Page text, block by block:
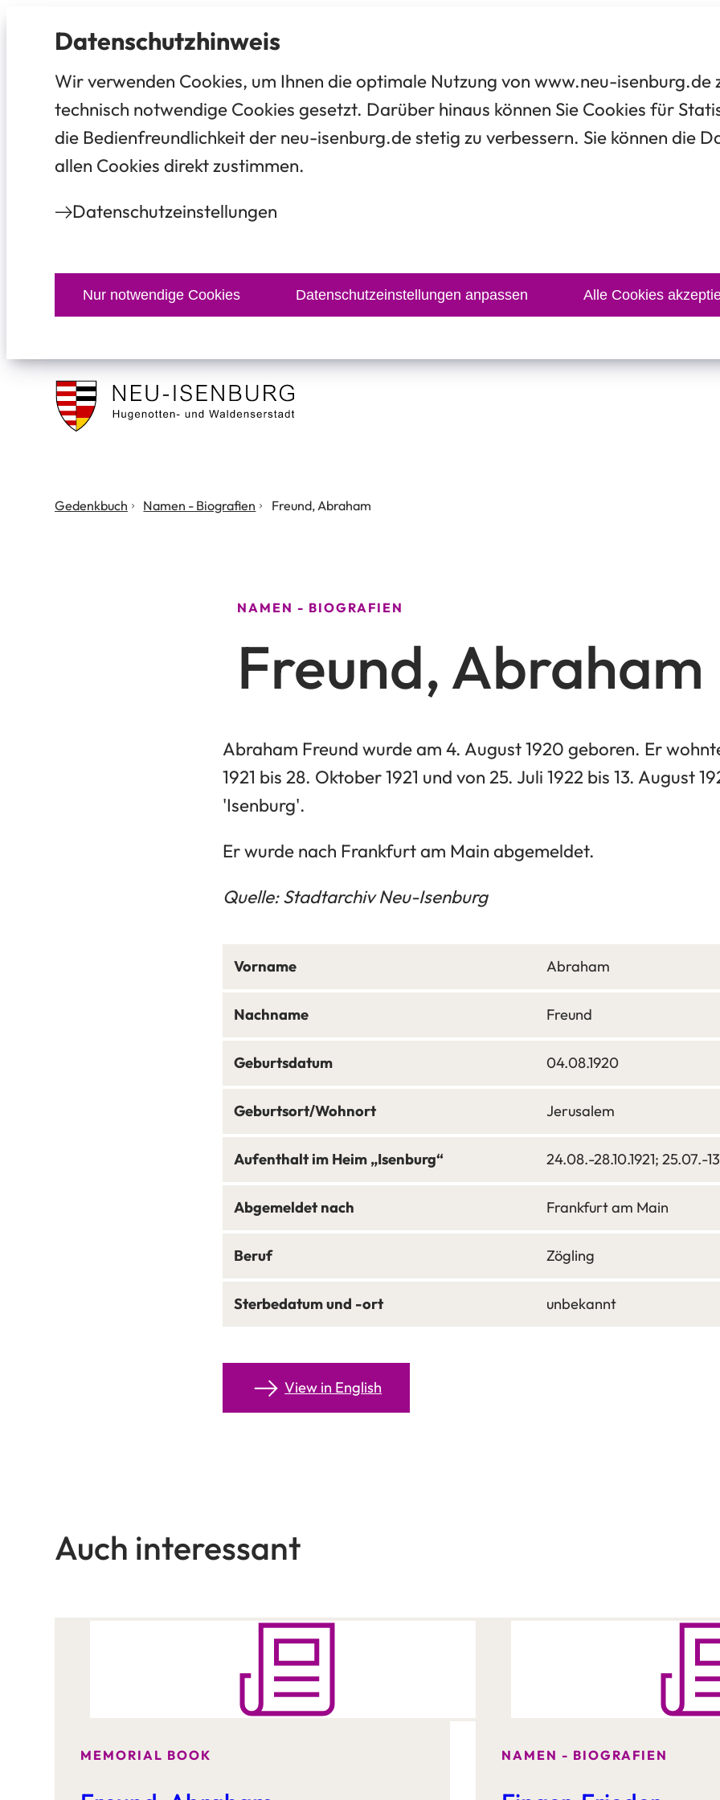
Datenschutz­hinweis
Wir verwenden Cookies, um Ihnen die optimale Nutzung von www.neu-
technisch notwendige Cookies gesetzt. Darüber hinaus können Sie Cookies für
die Bedienfreundlichkeit der neu-isenburg.de stetig zu verbessern. Sie können die
allen Cookies direkt zustimmen.
Datenschutz­einstellungen
Nur notwendige Cookies Datenschutzeinstellungen anpassen Alle Cookies
Stadt
Isenburg
Gedenkbuch Namen - Biografien Freund, Abraham
NAMEN - BIOGRAFIEN
Freund, Abraham
Abraham Freund wurde am 4. August 1920 geboren. Er
1921 bis 28. Oktober 1921 und von 25. Juli 1922 bis 13. August
'Isenburg'.
Er wurde nach Frankfurt am Main abgemeldet.
Quelle: Stadtarchiv Neu-Isenburg
Vorname Abraham
Nachname Freund
Geburtsdatum 04.08.1920
Geburtsort/Wohnort Jerusalem
Aufenthalt im Heim „Isenburg“ 24.08.-28.10.1921; 25.07.-
Abgemeldet nach Frankfurt am Main
Beruf Zögling
Sterbedatum und -ort unbekannt
View in English
Auch interessant
MEMORIAL BOOK NAMEN - BIOGRAFIEN